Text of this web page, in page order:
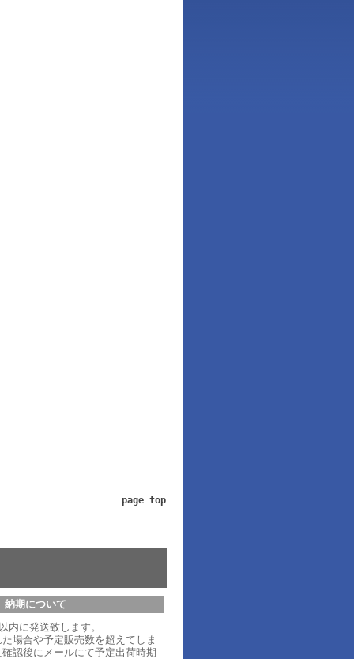
page top
納期について
内に発送致します。
場合や予定販売数を超えてしま
認後にメールにて予定出荷時期